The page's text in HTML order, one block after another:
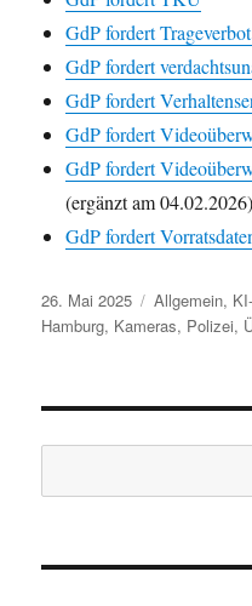
GdP fordert
GdP fordert
GdP fordert
GdP fordert
GdP fordert
(ergänzt am 04.02.2026)
GdP fordert
Veröffentlicht
am
26. Mai 2025 Kategorien
Allgemein,
Hamburg, Kameras, Polizei,